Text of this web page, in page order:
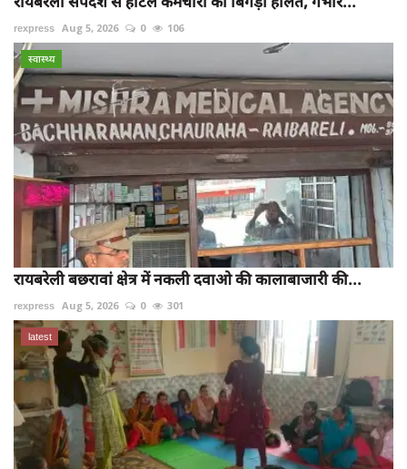
rexpress Aug 5, 2026 0 106
स्वास्थ्य
रायबरेली बछरावां क्षेत्र में नकली दवाओ की कालाबाजारी की...
rexpress Aug 5, 2026 0 301
latest